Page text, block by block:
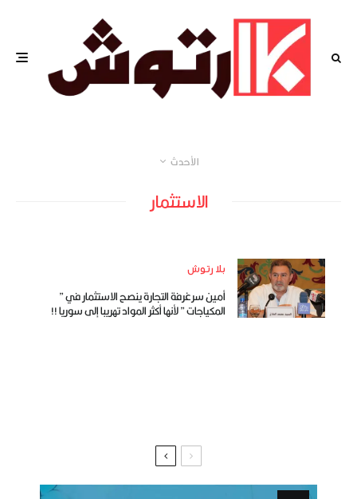
الأحدث
الاستثمار
بلا رتوش
أمين سرغرفة التجارة ينصح الاستثمار في ”
المكياجات ” لأنها أكثر المواد تهريبا إلى سوريا !!